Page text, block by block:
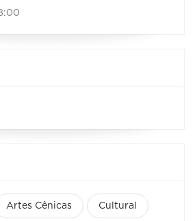
Artes Cênicas Cultural